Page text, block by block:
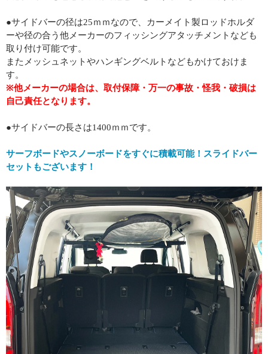
●サイドバーの径は25ｍｍなので、カーメイト製ロッドホルダ
ーや径の合う他メーカーのフィッシングアタッチメントなども
取り付け可能です。
またメッシュネットやハンギングベルトなどもかけておけま
す。
※他メーカーの場合は、取付保障・万一の事故・怪我・破損は
自己責任となります。
●サイドバーの長さは1400ｍｍです。
サーフボードやスノーボードをすぐに積載可能！スライドバー
セットもございます！